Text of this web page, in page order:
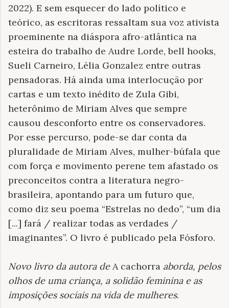
2022). E sem esquecer do lado político e
teórico, as escritoras ressaltam sua voz ativista
proeminente na diáspora afro-atlântica na
esteira do trabalho de Audre Lorde, bell hooks,
Sueli Carneiro, Lélia Gonzalez entre outras
pensadoras. Há ainda uma interlocução por
cartas e um texto inédito de Zula Gibi,
heterônimo de Miriam Alves que sempre
causou desconforto entre os conservadores.
Por esse percurso, pode-se dar conta da
pluralidade de Miriam Alves, mulher-búfala que
com força e movimento perene tem afastado os
preconceitos contra a literatura negro-
brasileira, apontando para um futuro que,
como diz seu poema “Estrelas no dedo”, “um dia
[...] fará / realizar todas as verdades /
imaginantes”. O livro é publicado pela Fósforo.
Novo livro da autora deA cachorra aborda, pelos
olhos de uma criança, a solidão feminina e as
imposições sociais na vida de mulheres.